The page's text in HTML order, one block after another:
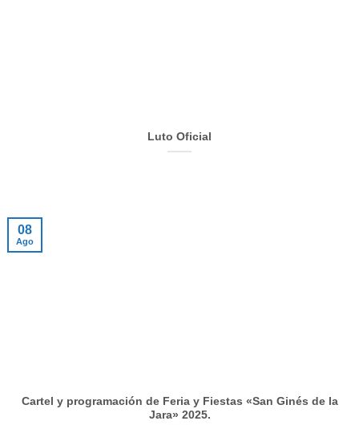
Luto Oficial
Cartel y programación de Feria y Fiestas «San Ginés de la
Jara» 2025.
08
Ago